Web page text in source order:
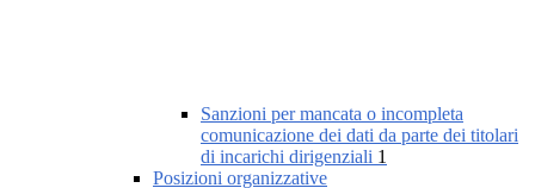
Sanzioni per mancata o incompleta
comunicazione dei dati da parte dei titolari
di incarichi dirigenziali 1
Posizioni organizzative